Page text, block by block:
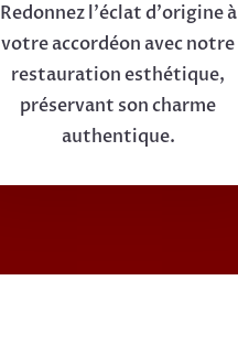
Redonnez l'éclat d'origine à
votre accordéon avec notre
restauration esthétique,
préservant son charme
authentique.